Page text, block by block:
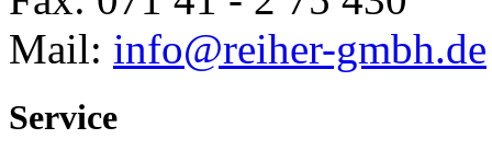
Mail: info@reiher-gmbh.de
Service